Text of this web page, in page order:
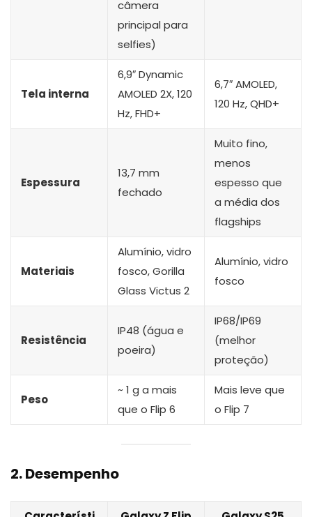
câmera
principal para
selfies)
Tela interna
6,9″ Dynamic
AMOLED 2X, 120
Hz, FHD+
6,7″ AMOLED,
120 Hz, QHD+
Espessura
13,7 mm
fechado
Muito fino,
menos
espesso que
a média dos
flagships
Materiais
Alumínio, vidro
fosco, Gorilla
Glass Victus 2
Alumínio, vidro
fosco
Resistência
IP48 (água e
poeira)
IP68/IP69
(melhor
proteção)
Peso
~ 1 g a mais
que o Flip 6
Mais leve que
o Flip 7
2. Desempenho